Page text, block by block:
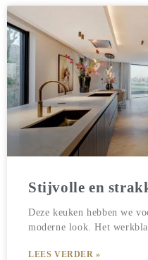
Stijvolle en
Deze keuken hebben we
moderne look. Het
LEES VERDER »